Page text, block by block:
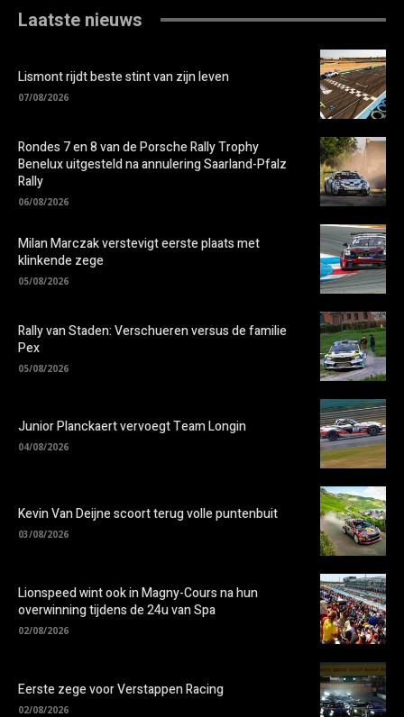
Laatste nieuws
Lismont rijdt beste stint van zijn leven
07/08/2026
Rondes 7 en 8 van de Porsche Rally Trophy
Benelux uitgesteld na annulering Saarland-Pfalz
Rally
06/08/2026
Milan Marczak verstevigt eerste plaats met
klinkende zege
05/08/2026
Rally van Staden: Verschueren versus de familie
Pex
05/08/2026
Junior Planckaert vervoegt Team Longin
04/08/2026
Kevin Van Deijne scoort terug volle puntenbuit
03/08/2026
Lionspeed wint ook in Magny-Cours na hun
overwinning tijdens de 24u van Spa
02/08/2026
Eerste zege voor Verstappen Racing
02/08/2026